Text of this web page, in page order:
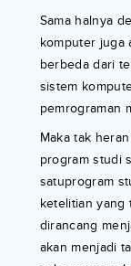
Sama halnya
komputer juga
berbeda dari
sistem
pemrograman
Maka tak
program studi
satuprogram
ketelitian yang
dirancang
akan menjadi